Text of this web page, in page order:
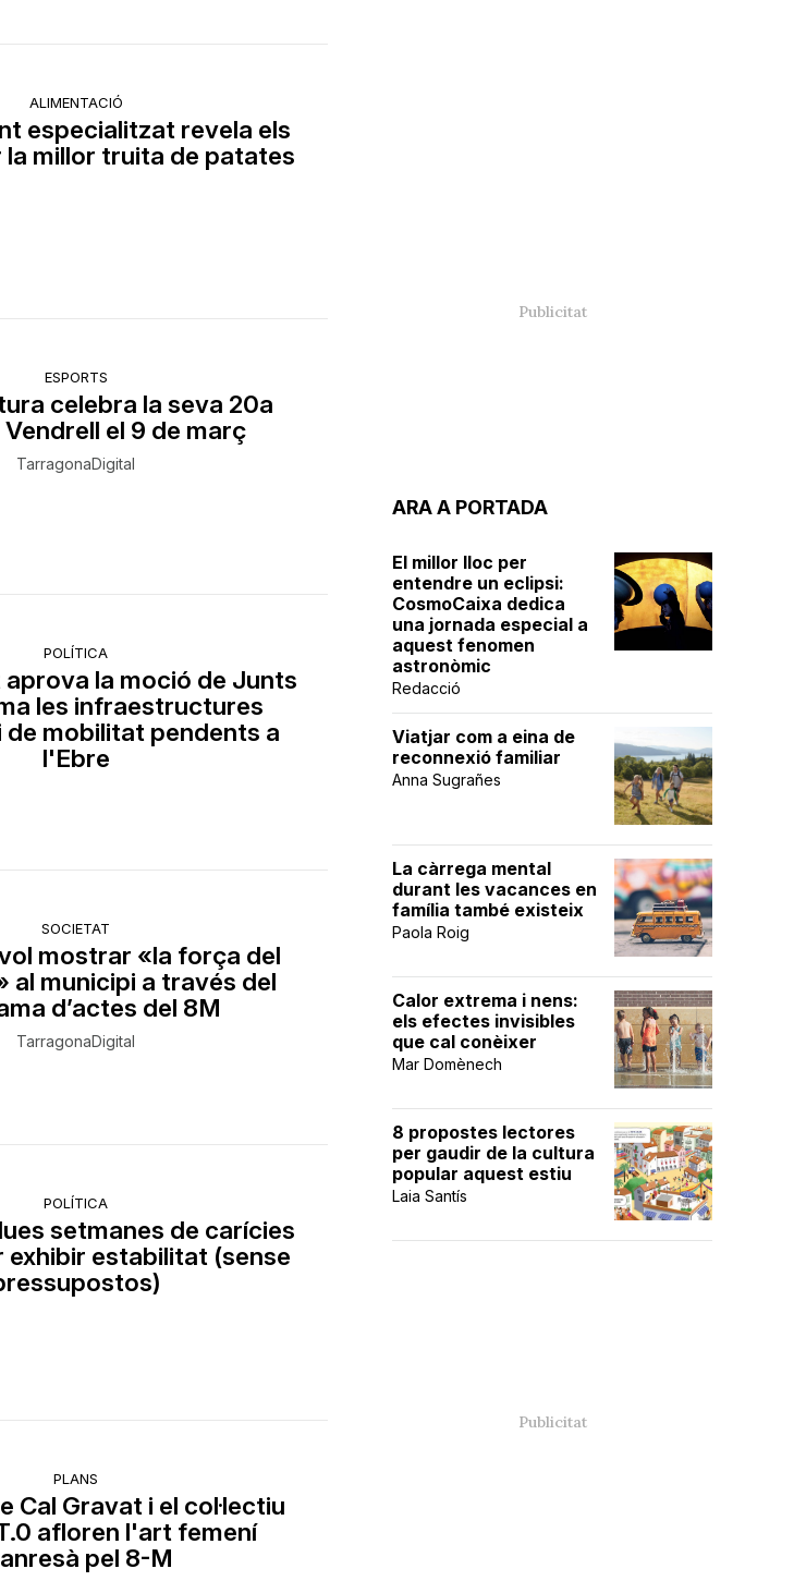
ALIMENTACIÓ
especialitzat revela els
millor truita de patates
ESPORTS
celebra la seva 20a
el 9 de març
TarragonaDigital
POLÍTICA
aprova la moció de Junts
les infraestructures
de mobilitat pendents a
l'Ebre
SOCIETAT
mostrar «la força del
al municipi a través del
d’actes del 8M
TarragonaDigital
POLÍTICA
setmanes de carícies
exhibir estabilitat (sense
PLANS
Cal Gravat i el col·lectiu
afloren l'art femení
pel 8-M
ARA A PORTADA
El millor lloc per
entendre un eclipsi:
CosmoCaixa dedica
una jornada especial a
aquest fenomen
astronòmic
Redacció
Viatjar com a eina de
reconnexió familiar
Anna Sugrañes
La càrrega mental
durant les vacances en
família també existeix
Paola Roig
Calor extrema i nens:
els efectes invisibles
que cal conèixer
Mar Domènech
8 propostes lectores
per gaudir de la cultura
popular aquest estiu
Laia Santís